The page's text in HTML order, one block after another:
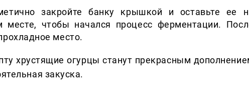
закройте банку крышкой и оставьте ее
месте, чтобы начался процесс ферментации.
место.
хрустящие огурцы станут прекрасным
закуска.